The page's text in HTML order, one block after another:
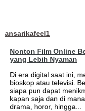
ansarikafeel1
Nonton Film Online
yang Lebih Nyaman
Di era digital saat ini,
bioskop atau televisi.
siapa pun dapat
kapan saja dan di
drama, horor, hingga...